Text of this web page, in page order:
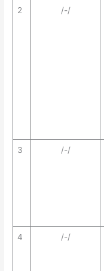
2 /-/
3 /-/
4 /-/